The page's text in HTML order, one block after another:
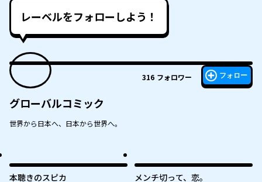
レーベルをフォローしよう！
316 フォロワー フォロー
グローバルコミック
世界から日本へ、日本から世界へ。
本聴きのスピカ メンチ切って、恋。